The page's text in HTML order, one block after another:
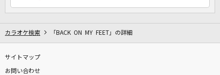
カラオケ検索 「BACK ON MY FEET」の詳細
サイトマップ
お問い合わせ